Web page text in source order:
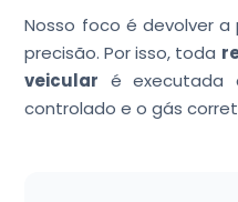
Nosso foco é devolver
precisão. Por isso, toda
veicular é executada
controlado e o gás